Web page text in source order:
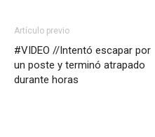
Artículo previo
#VIDEO //Intentó escapar por
un poste y terminó atrapado
durante horas